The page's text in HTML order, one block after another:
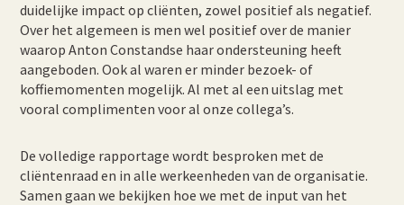
duidelijke impact op cliënten, zowel positief als negatief.
Over het algemeen is men wel positief over de manier
waarop Anton Constandse haar ondersteuning heeft
aangeboden. Ook al waren er minder bezoek- of
koffiemomenten mogelijk. Al met al een uitslag met
vooral complimenten voor al onze collega’s.
De volledige rapportage wordt besproken met de
cliëntenraad en in alle werkeenheden van de organisatie.
Samen gaan we bekijken hoe we met de input van het